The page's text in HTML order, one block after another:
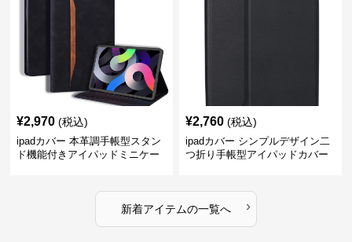
¥2,970 (税込)
ipadカバー 本革調手帳型スタン
ド機能付きアイパッドミニケー
¥2,760 (税込)
ipadカバー シンプルデザイン二
つ折り手帳型アイパッドカバー
新着アイテムの一覧へ ›